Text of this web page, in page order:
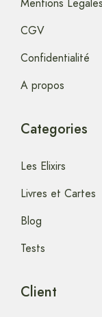
CGV
Confidentialité
A propos
Categories
Les Elixirs
Livres et Cartes
Blog
Tests
Client